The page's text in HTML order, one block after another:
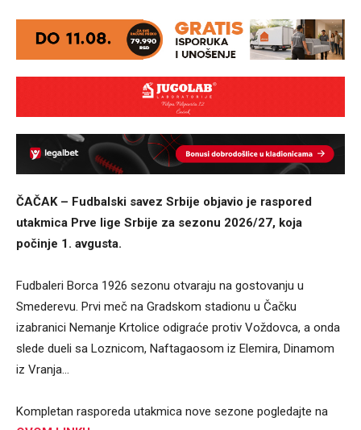
ČAČAK – Fudbalski savez Srbije objavio je raspored
utakmica Prve lige Srbije za sezonu 2026/27, koja
počinje 1. avgusta.
Fudbaleri Borca 1926 sezonu otvaraju na gostovanju u
Smederevu. Prvi meč na Gradskom stadionu u Čačku
izabranici Nemanje Krtolice odigraće protiv Voždovca, a onda
slede dueli sa Loznicom, Naftagaosom iz Elemira, Dinamom
iz Vranja…
Kompletan rasporeda utakmica nove sezone pogledajte na